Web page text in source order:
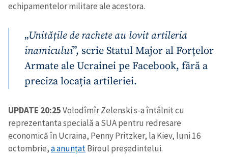
echipamentelor militare ale acestora.
„Unitățile de rachete au lovit artileria
inamicului”, scrie Statul Major al Forțelor
Armate ale Ucrainei pe Facebook, fără a
preciza locația artileriei.
UPDATE 20:25Volodîmîr Zelenski s-a întâlnit cu
reprezentanta specială a SUA pentru redresare
economică în Ucraina, Penny Pritzker, la Kiev, luni 16
octombrie,a anunțatBiroul președintelui.